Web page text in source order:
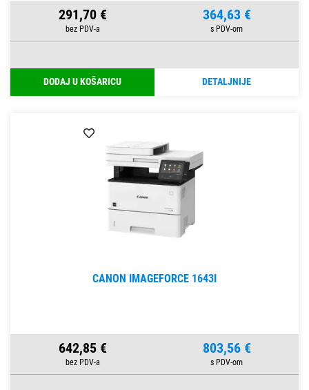
291,70 € 364,63 €
DODAJ U KOŠARICU DETALJNIJE
CANON IMAGEFORCE 1643I
642,85 € 803,56 €